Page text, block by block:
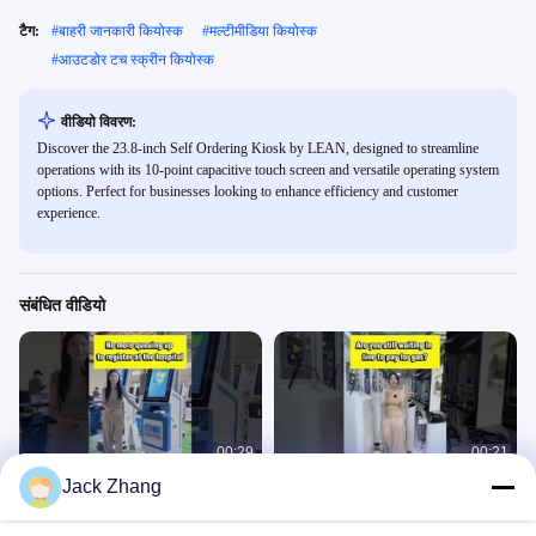
टैग: #बाहरी जानकारी कियोस्क #मल्टीमीडिया कियोस्क
#आउटडोर टच स्क्रीन कियोस्क
वीडियो विवरण:
Discover the 23.8-inch Self Ordering Kiosk by LEAN, designed to streamline
operations with its 10-point capacitive touch screen and versatile operating system
options. Perfect for businesses looking to enhance efficiency and customer
experience.
संबंधित वीडियो
00:29
लाइन में इंतजार करने की ज़रूरत नहीं है!
स्वयं चेक आउट कियोस्क
00:21
क्या आप अभी भी गैस स्टेशन पर भुगतान करने के
Jack Zhang